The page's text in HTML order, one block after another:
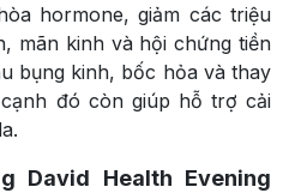
hormone, giảm các triệu
mãn kinh và hội chứng tiền
bụng kinh, bốc hỏa và thay
đó còn giúp hỗ trợ cải
David Health Evening